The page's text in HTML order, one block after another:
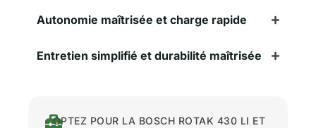
Autonomie maîtrisée et charge rapide
Entretien simplifié et durabilité maîtrisée
OPTEZ POUR LA BOSCH ROTAK 430 LI ET